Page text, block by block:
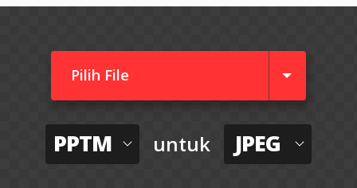
Pilih File
PPTM untuk JPEG